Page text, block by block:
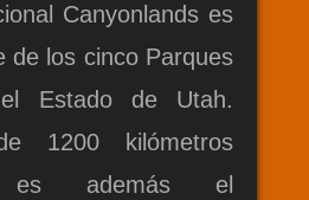
Canyonlands es
de los cinco Parques
Estado de Utah.
1200 kilómetros
es además el